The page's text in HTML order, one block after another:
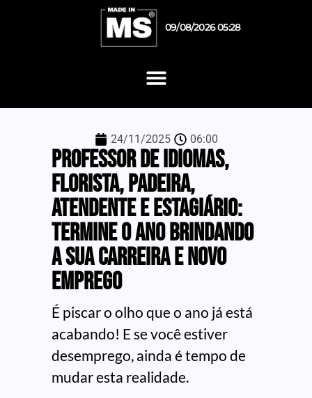
09/08/2026 05:28
24/11/2025 06:00
Professor de idiomas,
florista, padeira,
atendente e estagiário:
termine o ano brindando
a sua carreira e novo
emprego
É piscar o olho que o ano já está
acabando! E se você estiver
desemprego, ainda é tempo de
mudar esta realidade.